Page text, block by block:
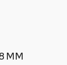
MM